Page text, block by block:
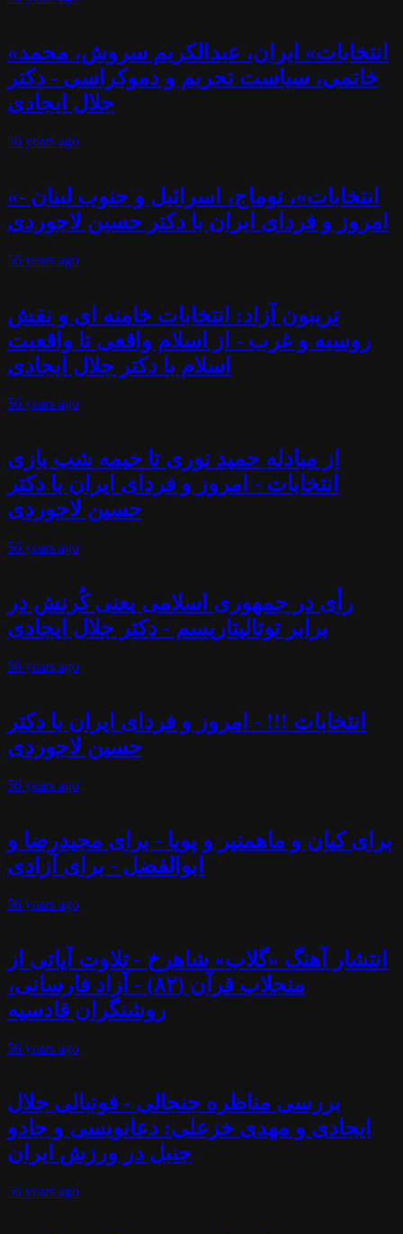
«انتخابات» ایران، عبدالکریم سروش، محمد
خاتمی، سیاست تحریم و دموکراسی - دکتر
جلال ایجادی
56 years ago
«انتخابات»، توماج، اسرائیل و جنوب لبنان -
امروز و فردای ایران با دکتر حسین لاجوردی
56 years ago
تریبون آزاد: انتخابات خامنه ای و نقش
روسیه و غرب - از اسلام واقعی تا واقعیت
اسلام با دکتر جلال ایجادی
56 years ago
از مبادله حمید نوری تا خیمه شب بازی
انتخابات - امروز و فردای ایران با دکتر
حسین لاجوردی
56 years ago
رأی در جمهوری اسلامی یعنی کُرنش در
برابر توتالیتاریسم - دکتر جلال ایجادی
56 years ago
انتخابات !!! - امروز و فردای ایران با دکتر
حسین لاجوردی
56 years ago
برای کیان و ماهمنیر و پویا - برای مجیدرضا و
ابوالفضل - برای آزادی
56 years ago
انتشار آهنگ «گلاب» شاهرخ - تلاوت آیاتی از
منجلاب قرآن (۸۲) - آزاد فارسانی،
روشنگران قادسیه
56 years ago
بررسی مناظره جنجالی - فوتبالی جلال
ایجادی و مهدی خزعلی: دعانویسی و جادو
جنبل در ورزش ایران
56 years ago